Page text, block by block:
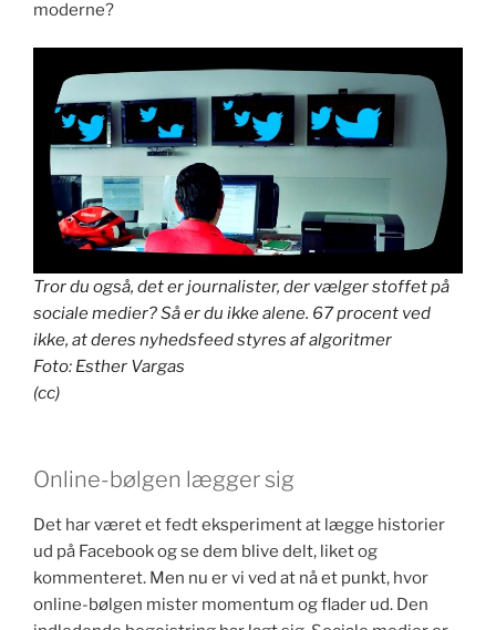
moderne?
Tror du også, det er journalister, der vælger stoffet på
sociale medier? Så er du ikke alene. 67 procent ved
ikke, at deres nyhedsfeed styres af algoritmer
Foto: Esther Vargas
(cc)
Online-bølgen lægger sig
Det har været et fedt eksperiment at lægge historier
ud på Facebook og se dem blive delt, liket og
kommenteret. Men nu er vi ved at nå et punkt, hvor
online-bølgen mister momentum og flader ud. Den